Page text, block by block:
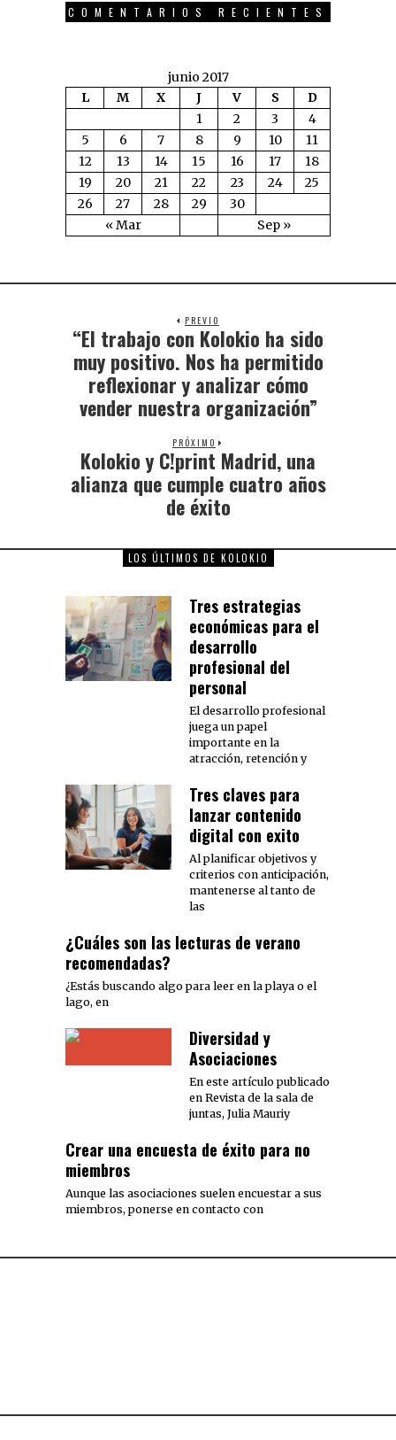
COMENTARIOS RECIENTES
junio 2017
L
M X J V S D
« Mar Sep »
1 2 3
4
5
6 7 8 9 10
11
12
13 14 15 16 17
18
19
20 21 22 23 24
25
26
27 28 29 30
PREVIO
“El trabajo con Kolokio ha sido
muy positivo. Nos ha permitido
reflexionar y analizar cómo
vender nuestra organización”
PRÓXIMO
Kolokio y C!print Madrid, una
alianza que cumple cuatro años
de éxito
LOS ÚLTIMOS DE KOLOKIO
Tres estrategias
económicas para el
desarrollo
profesional del
personal
El desarrollo profesional
juega un papel
importante en la
atracción, retención y
Tres claves para
lanzar contenido
digital con exito
Al planificar objetivos y
criterios con anticipación,
mantenerse al tanto de
las
¿Cuáles son las lecturas de verano
recomendadas?
¿Estás buscando algo para leer en la playa o el
lago, en
Diversidad y
Asociaciones
En este artículo publicado
en Revista de la sala de
juntas, Julia Mauriy
Crear una encuesta de éxito para no
miembros
Aunque las asociaciones suelen encuestar a sus
miembros, ponerse en contacto con